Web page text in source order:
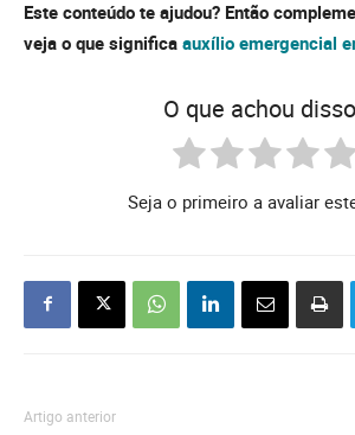
Este conteúdo te ajudou? Então
veja o que significa auxílio emergencial
O que achou
Seja o primeiro a avaliar
Artigo anterior